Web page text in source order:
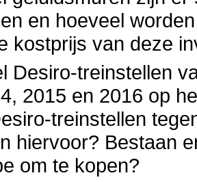
en hoeveel
kostprijs van deze
Desiro-treinstellen
2015 en 2016 op
treinstellen
hiervoor? Bestaan
om te kopen?